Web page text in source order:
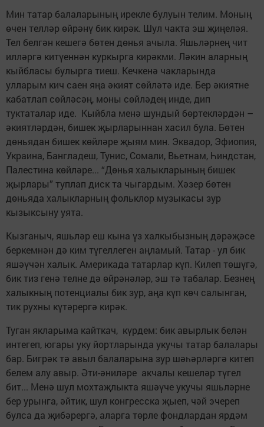
Мин татар балаларының ирекле булуын телим. Моның
өчен телләр өйрәнү бик кирәк. Шул чакта эш җиңеләя.
Тел белгән кешегә бөтен дөнья ачыла. Яшьләрнең чит
илләргә китүеннән куркырга кирәкми. Ләкин аларның
кыйбласы булырга тиеш. Кечкенә чакларында
улларым кич саен яңа әкият сөйләтә иде. Бер әкиятне
кабатлап сөйләсәң, моны сөйләдең инде, дип
туктаталар иде. Кыйбла менә шундый бөртекләрдән –
әкиятләрдән, бишек җырларыннан хасил була. Бөтен
дөньядан бишек көйләре җыям мин. Эквадор, Эфиопия,
Украина, Бангладеш, Тунис, Сомали, Вьетнам, Һиндстан,
Палестина көйләре... “Дөнья халыкларының бишек
җырлары” туп­лап диск та чыгардым. Хәзер бөтен
дөньяда халыкларның фольклор музыкасы зур
кызыксыну уята.
Кызганыч, яшьләр еш кына үз халкыбызның дәрәҗәсе
беркемнән дә ким түгеллеген аңламый. Татар - ул бик
яшәүчән халык. Америкада татарлар күп. Килеп төшүгә,
бик тиз генә телне дә өйрәнәләр, эш тә табалар. Безнең
халыкның потенциалы бик зур, аңа күп көч салынган,
тик рухны күтәрергә кирәк.
Туган якларыма кайткач, күрдем: бик авырлык белән
интегеп, югары уку йортларында укучы татар балалары
бар. Бигрәк тә авыл балаларына зур шәһәрләргә китеп
белем алу авыр. Әти-әниләре акчалы кешеләр түгел
бит... Менә шул мохтаҗлыкта яшәү­че укучы яшьләрне
бер урынга, әйтик, шул конгресска җыеп, чәй эчереп
булса да җибәрергә, аларга төрле фондлардан ярдәм